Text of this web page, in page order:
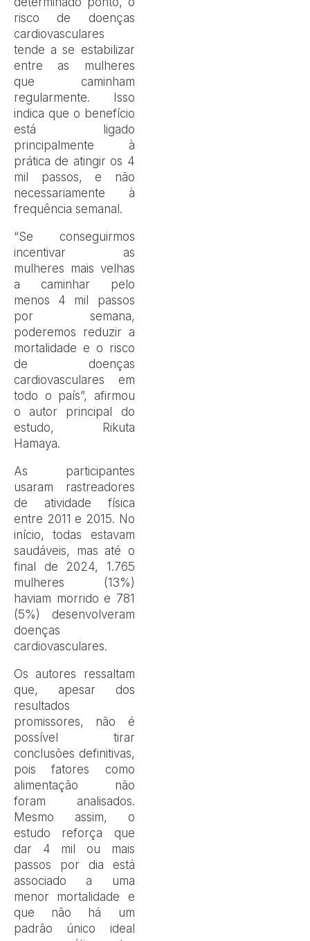
risco de doenças
cardiovasculares
tende a se estabilizar
entre as mulheres
que caminham
regularmente. Isso
indica que o benefício
está ligado
principalmente à
prática de atingir os 4
mil passos, e não
necessariamente à
frequência semanal.
“Se conseguirmos
incentivar as
mulheres mais velhas
a caminhar pelo
menos 4 mil passos
por semana,
poderemos reduzir a
mortalidade e o risco
de doenças
cardiovasculares em
todo o país”, afirmou
o autor principal do
estudo, Rikuta
Hamaya.
As participantes
usaram rastreadores
de atividade física
entre 2011 e 2015. No
início, todas estavam
saudáveis, mas até o
final de 2024, 1.765
mulheres (13%)
haviam morrido e 781
(5%) desenvolveram
doenças
cardiovasculares.
Os autores ressaltam
que, apesar dos
resultados
promissores, não é
possível tirar
conclusões definitivas,
pois fatores como
alimentação não
foram analisados.
Mesmo assim, o
estudo reforça que
dar 4 mil ou mais
passos por dia está
associado a uma
menor mortalidade e
que não há um
padrão único ideal